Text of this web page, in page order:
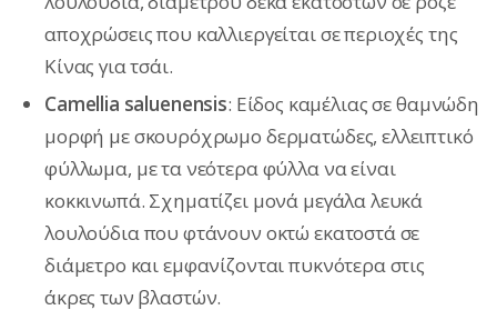
αποχρώσεις που καλλιεργείται σε περιοχές της
Κίνας για τσάι.
Camellia saluenensis: Είδος καμέλιας σε θαμνώδη
μορφή με σκουρόχρωμο δερματώδες, ελλειπτικό
φύλλωμα, με τα νεότερα φύλλα να είναι
κοκκινωπά. Σχηματίζει μονά μεγάλα λευκά
λουλούδια που φτάνουν οκτώ εκατοστά σε
διάμετρο και εμφανίζονται πυκνότερα στις
άκρες των βλαστών.